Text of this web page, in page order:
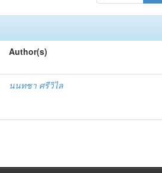
Author(s)
นนทชา ศรีวิไล